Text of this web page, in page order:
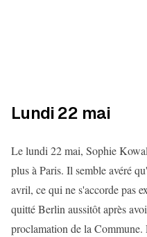
Lundi 22 mai
Le lundi 22 mai, Sophie
plus à Paris. Il semble avéré
avril, ce qui ne s'accorde pas
quitté Berlin aussitôt après
proclamation de la